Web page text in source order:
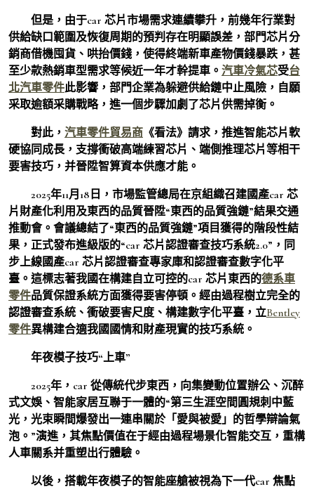
但是，由于car 芯片市場需求連續攀升，前幾年行業對
供給缺口範圍及恢復周期的預判存在明顯誤差，部門芯片分
銷商借機囤貨、哄抬價錢，使得終端新車產物價錢暴跌，甚
至少款熱銷車型需求等候近一年才幹提車。 汽車冷氣芯受台
北汽車零件此影響，部門企業為躲避供給鏈中止風險，自願
采取逾額采購戰略，進一個步驟加劇了芯片供需掉衡。
對此， 汽車零件貿易商 《看法》請求，推進智能芯片軟
硬協同成長，支撐衝破高端練習芯片、端側推理芯片等相干
要害技巧，并晉陞智算資本供應才能。
2025年11月18日，市場監管總局在京組織召建國產car 芯
片財產化利用及東西的品質晉陞“東西的品質強鏈”結果交通
推動會。會議總結了“東西的品質強鏈”項目獲得的階段性結
果，正式發布進級版的“car 芯片認證審查技巧系統2.0”，同
步上線國產car 芯片認證審查專家庫和認證審查數字化平
臺。這標志著我國在構建自立可控的car 芯片東西的德系車
零件品質保證系統方面獲得要害停頓。經由過程樹立完全的
認證審查系統、衝破要害尺度、構建數字化平臺，立Bentley
零件異構建合適我國國情和財產現實的技巧系統。
年夜模子技巧“上車”
2025年，car 從傳統代步東西，向集變動位置辦公、沉醉
式文娛、智能家居互聯于一體的“第三生涯空間圓規刺中藍
光，光束瞬間爆發出一連串關於「愛與被愛」的哲學辯論氣
泡。”演進，其焦點價值在于經由過程場景化智能交互，重構
人車關系并重塑出行體驗。
以後，搭載年夜模子的智能座艙被視為下一代car 焦點